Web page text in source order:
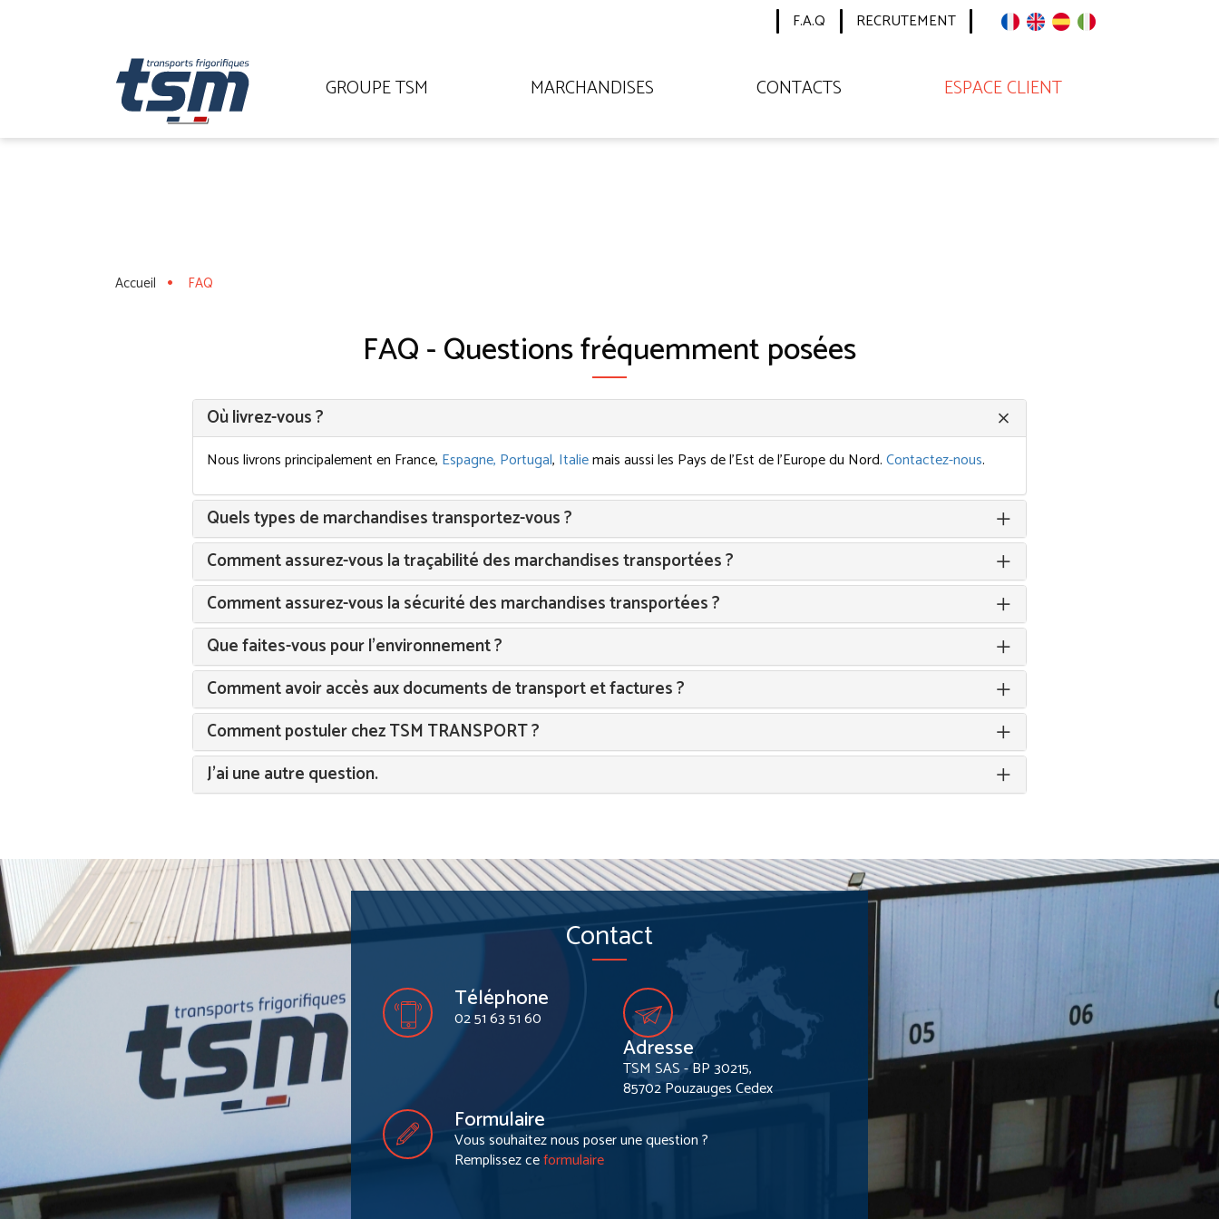
F.A.Q RECRUTEMENT
GROUPE TSM MARCHANDISES CONTACTS ESPACE CLIENT
Accueil FAQ
FAQ - Questions fréquemment posées
Où livrez-vous ?
Nous livrons principalement en France, Espagne, Portugal, Italiemais aussi les Pays de l'Est de l'Europe du Nord.Contactez-nous.
Quels types de marchandises transportez-vous ?
Comment assurez-vous la traçabilité des marchandises transportées ?
Comment assurez-vous la sécurité des marchandises transportées ?
Que faites-vous pour l'environnement ?
Comment avoir accès aux documents de transport et factures ?
Comment postuler chez TSM TRANSPORT ?
J'ai une autre question.
Contact
Téléphone
02 51 63 51 60
Adresse
TSM SAS - BP 30215,
85702 Pouzauges Cedex
Formulaire
Vous souhaitez nous poser une question ?
Remplissez ceformulaire